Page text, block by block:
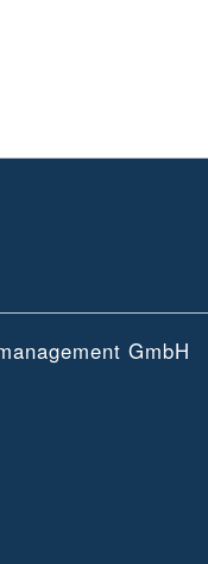
GmbH